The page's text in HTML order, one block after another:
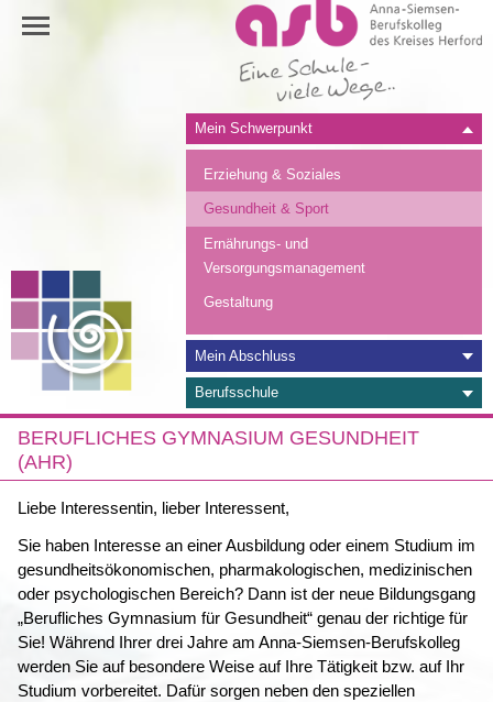
Navigation
überspringen
Mein Schwerpunkt
Erziehung & Soziales
Gesundheit & Sport
Ernährungs- und
Versorgungsmanagement
Gestaltung
Mein Abschluss
Berufsschule
BERUFLICHES GYMNASIUM GESUNDHEIT
(AHR)
Liebe Interessentin, lieber Interessent,
Sie haben Interesse an einer Ausbildung oder einem Studium im
gesundheitsökonomischen, pharmakologischen, medizinischen
oder psychologischen Bereich? Dann ist der neue Bildungsgang
„Berufliches Gymnasium für Gesundheit“ genau der richtige für
Sie! Während Ihrer drei Jahre am Anna-Siemsen-Berufskolleg
werden Sie auf besondere Weise auf Ihre Tätigkeit bzw. auf Ihr
Studium vorbereitet. Dafür sorgen neben den speziellen